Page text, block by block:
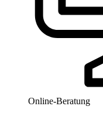
Online-Beratung